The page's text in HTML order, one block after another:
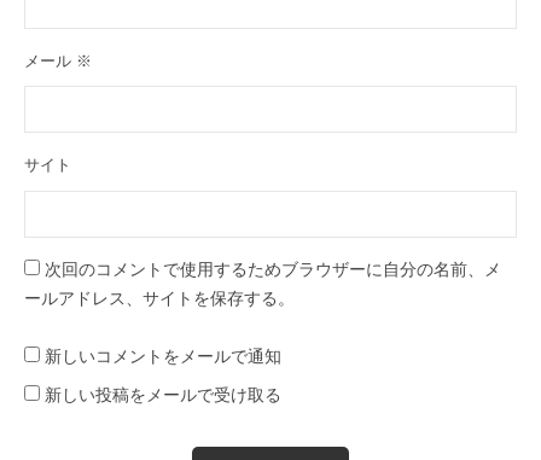
メール ※
サイト
次回のコメントで使用するためブラウザーに自分の名前、メ
ールアドレス、サイトを保存する。
新しいコメントをメールで通知
新しい投稿をメールで受け取る